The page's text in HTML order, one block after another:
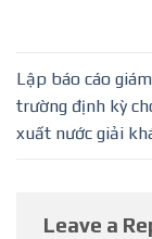
Lập báo cáo
trường định kỳ
xuất nước giải
Leave a